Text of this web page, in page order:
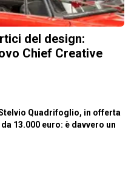
del design:
Chief Creative
Quadrifoglio, in offerta
13.000 euro: è davvero un